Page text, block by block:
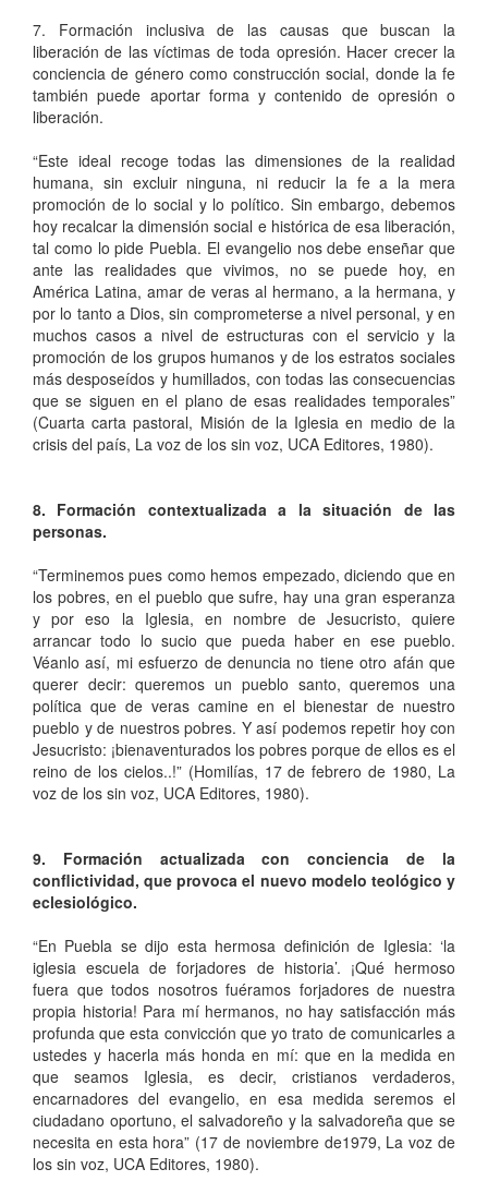
7. Formación inclusiva de las causas que buscan la
liberación de las víctimas de toda opresión. Hacer crecer la
conciencia de género como construcción social, donde la fe
también puede aportar forma y contenido de opresión o
liberación.
“Este ideal recoge todas las dimensiones de la realidad
humana, sin excluir ninguna, ni reducir la fe a la mera
promoción de lo social y lo político. Sin embargo, debemos
hoy recalcar la dimensión social e histórica de esa liberación,
tal como lo pide Puebla. El evangelio nos debe enseñar que
ante las realidades que vivimos, no se puede hoy, en
América Latina, amar de veras al hermano, a la hermana, y
por lo tanto a Dios, sin comprometerse a nivel personal, y en
muchos casos a nivel de estructuras con el servicio y la
promoción de los grupos humanos y de los estratos sociales
más desposeídos y humillados, con todas las consecuencias
que se siguen en el plano de esas realidades temporales”
(Cuarta carta pastoral, Misión de la Iglesia en medio de la
crisis del país, La voz de los sin voz, UCA Editores, 1980).
8. Formación contextualizada a la situación de las
personas.
“Terminemos pues como hemos empezado, diciendo que en
los pobres, en el pueblo que sufre, hay una gran esperanza
y por eso la Iglesia, en nombre de Jesucristo, quiere
arrancar todo lo sucio que pueda haber en ese pueblo.
Véanlo así, mi esfuerzo de denuncia no tiene otro afán que
querer decir: queremos un pueblo santo, queremos una
política que de veras camine en el bienestar de nuestro
pueblo y de nuestros pobres. Y así podemos repetir hoy con
Jesucristo: ¡bienaventurados los pobres porque de ellos es el
reino de los cielos..!” (Homilías, 17 de febrero de 1980, La
voz de los sin voz, UCA Editores, 1980).
9. Formación actualizada con conciencia de la
conflictividad, que provoca el nuevo modelo teológico y
eclesiológico.
“En Puebla se dijo esta hermosa definición de Iglesia: ‘la
iglesia escuela de forjadores de historia’. ¡Qué hermoso
fuera que todos nosotros fuéramos forjadores de nuestra
propia historia! Para mí hermanos, no hay satisfacción más
profunda que esta convicción que yo trato de comunicarles a
ustedes y hacerla más honda en mí: que en la medida en
que seamos Iglesia, es decir, cristianos verdaderos,
encarnadores del evangelio, en esa medida seremos el
ciudadano oportuno, el salvadoreño y la salvadoreña que se
necesita en esta hora” (17 de noviembre de1979, La voz de
los sin voz, UCA Editores, 1980).